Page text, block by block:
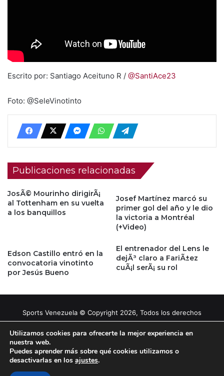
Escrito por: Santiago Aceituno R / @SantiAce23
Foto: @SeleVinotinto
Publicaciones relacionadas
JosÃ© Mourinho dirigirÃ¡
al Tottenham en su vuelta
a los banquillos
Josef Martínez marcó su
primer gol del año y le dio
la victoria a Montréal
(+Video)
Edson Castillo entró en la
convocatoria vinotinto
por Jesús Bueno
El entrenador del Lens le
dejÃ³ claro a FariÃ±ez
cuÃ¡l serÃ¡ su rol
Sports Venezuela © Copyright 2026, Todos los derechos
Facebook
X YouTubeInstagram
Utilizamos cookies para ofrecerte la mejor experiencia en
nuestra web.
Puedes aprender más sobre qué cookies utilizamos o
desactivarlas en los ajustes.